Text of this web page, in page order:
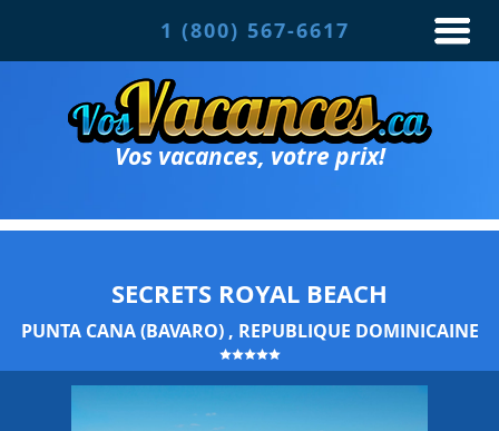
1 (800) 567-6617
Vos vacances, votre prix!
SECRETS ROYAL BEACH
PUNTA CANA (BAVARO) , REPUBLIQUE DOMINICAINE